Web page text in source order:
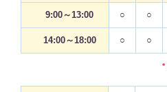
9:00～13:00 ○ ○
14:00～18:00 ○ ○
*